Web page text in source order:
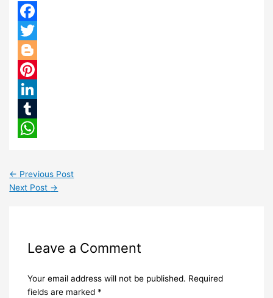
Facebook
Twitter
Blogger
Pinterest
LinkedIn
Tumblr
← Previous Post
Next Post →
Leave a Comment
Your email address will not be published. Required
fields are marked *